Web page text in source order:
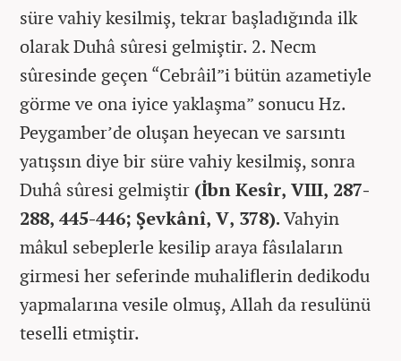
süre vahiy kesilmiş, tekrar başladığında ilk
olarak Duhâ sûresi gelmiştir. 2. Necm
sûresinde geçen “Cebrâil”i bütün azametiyle
görme ve ona iyice yaklaşma” sonucu Hz.
Peygamber’de oluşan heyecan ve sarsıntı
yatışsın diye bir süre vahiy kesilmiş, sonra
Duhâ sûresi gelmiştir (İbn Kesîr, VIII, 287-
288, 445-446; Şevkânî, V, 378).Vahyin
mâkul sebeplerle kesilip araya fâsılaların
girmesi her seferinde muhaliflerin dedikodu
yapmalarına vesile olmuş, Allah da resulünü
teselli etmiştir.